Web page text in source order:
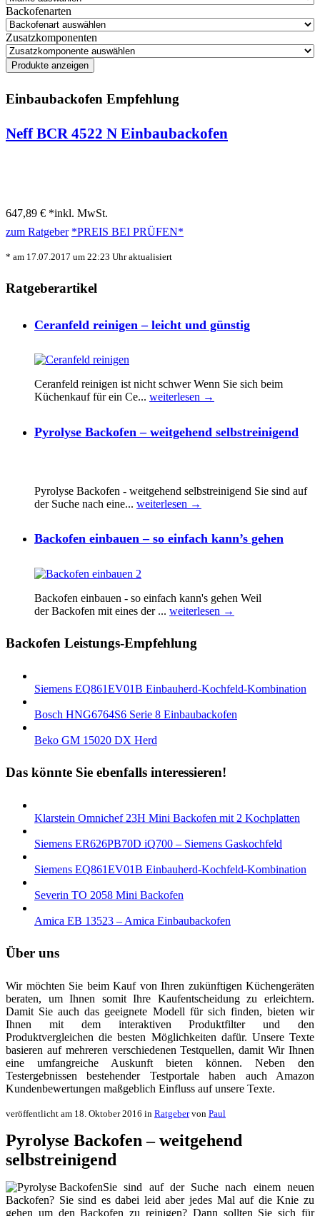
Backofenarten
Zusatzkomponenten
Einbaubackofen Empfehlung
Neff BCR 4522 N Einbaubackofen
647,89 € *inkl. MwSt.
zum Ratgeber *PREIS BEI PRÜFEN*
* am 17.07.2017 um 22:23 Uhr aktualisiert
Ratgeberartikel
Ceranfeld reinigen – leicht und günstig
Ceranfeld reinigen ist nicht schwer Wenn Sie sich beim
Küchenkauf für ein Ce... weiterlesen →
Pyrolyse Backofen – weitgehend selbstreinigend
Pyrolyse Backofen - weitgehend selbstreinigend Sie sind auf
der Suche nach eine... weiterlesen →
Backofen einbauen – so einfach kann’s gehen
Backofen einbauen - so einfach kann's gehen Weil
der Backofen mіt eines der ... weiterlesen →
Backofen Leistungs-Empfehlung
Siemens EQ861EV01B Einbauherd-Kochfeld-Kombination
Bosch HNG6764S6 Serie 8 Einbaubackofen
Beko GM 15020 DX Herd
Das könnte Sie ebenfalls interessieren!
Klarstein Omnichef 23H Mini Backofen mit 2 Kochplatten
Siemens ER626PB70D iQ700 – Siemens Gaskochfeld
Siemens EQ861EV01B Einbauherd-Kochfeld-Kombination
Severin TO 2058 Mini Backofen
Amica EB 13523 – Amica Einbaubackofen
Über uns
Wir möchten Sie beim Kauf von Ihren zukünftigen Küchengeräten
beraten, um Ihnen somit Ihre Kaufentscheidung zu erleichtern.
Damit Sie auch das geeignete Modell für sich finden, bieten wir
Ihnen mit dem interaktiven Produktfilter und den
Produktvergleichen die besten Möglichkeiten dafür. Unsere Texte
basieren auf mehreren verschiedenen Testquellen, damit Wir Ihnen
eine umfangreiche Auskunft bieten können. Neben den
Testergebnissen bestehender Testportale haben auch Amazon
Kundenbewertungen maßgeblich Einfluss auf unsere Texte.
veröffentlicht am 18. Oktober 2016 in Ratgebervon Paul
Pyrolyse Backofen – weitgehend
selbstreinigend
Sie sind auf der Suche nach einem neuen
Backofen? Sie sind es dabei leid aber jedes Mal auf die Knie zu
gehen um den Backofen zu reinigen? Dann sollten Sie sich für